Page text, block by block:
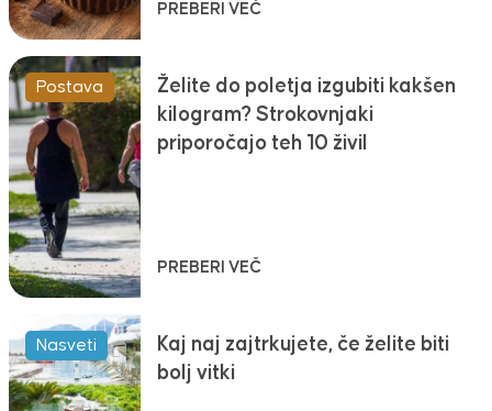
PREBERI VEČ
Postava
Želite do poletja izgubiti kakšen
kilogram? Strokovnjaki
priporočajo teh 10 živil
PREBERI VEČ
Nasveti
Kaj naj zajtrkujete, če želite biti
bolj vitki